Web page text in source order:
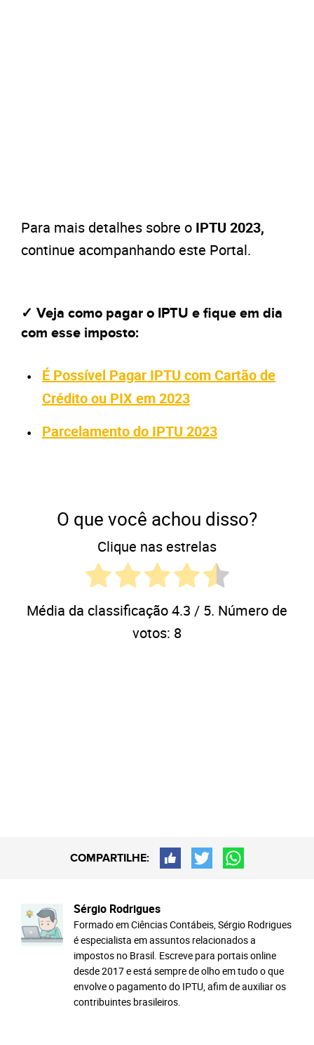
Para mais detalhes sobre o IPTU 2023,
continue acompanhando este Portal.
✓ Veja como pagar o IPTU e fique em dia
com esse imposto:
É Possível Pagar IPTU com Cartão de
Crédito ou PIX em 2023
Parcelamento do IPTU 2023
O que você achou disso?
Clique nas estrelas
Média da classificação4.3 / 5. Número de
votos: 8
COMPARTILHE:
Sérgio Rodrigues
Formado em Ciências Contábeis, Sérgio Rodrigues
é especialista em assuntos relacionados a
impostos no Brasil. Escreve para portais online
desde 2017 e está sempre de olho em tudo o que
envolve o pagamento do IPTU, afim de auxiliar os
contribuintes brasileiros.